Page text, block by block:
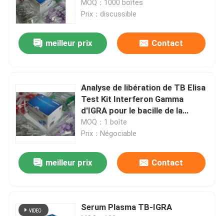
conservation et une méthode de
conservation 2C-8C
MOQ：1000 boîtes
Prix：discussible
meilleur prix Contact
Analyse de libération de TB Elisa
Test Kit Interferon Gamma
d'IGRA pour le bacille de la
tuberculose
MOQ：1 boîte
Prix：Négociable
meilleur prix Contact
Serum Plasma TB-IGRA